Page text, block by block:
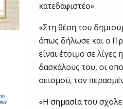
κατεδαφιστέο».
«Στη θέση του
όπως δήλωσε και ο
είναι έτοιμο σε
δασκάλους του, οι
σεισμού, τον
«Η σημασία του